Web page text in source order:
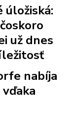
už dnes
nabíja